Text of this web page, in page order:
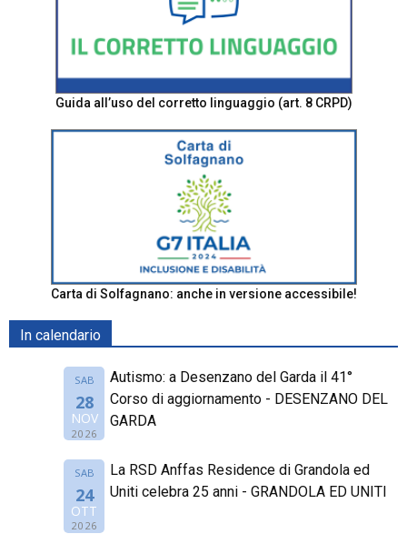
Guida all’uso del corretto linguaggio (art. 8 CRPD)
Carta di Solfagnano: anche in versione accessibile!
In calendario
SAB
28
NOV
2026
Autismo: a Desenzano del Garda il 41°
Corso di aggiornamento - DESENZANO DEL
GARDA
SAB
24
OTT
2026
La RSD Anffas Residence di Grandola ed
Uniti celebra 25 anni - GRANDOLA ED UNITI